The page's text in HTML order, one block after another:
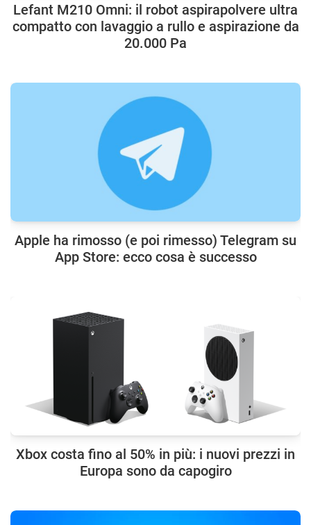
Lefant M210 Omni: il robot aspirapolvere ultra
compatto con lavaggio a rullo e aspirazione da
20.000 Pa
Apple ha rimosso (e poi rimesso) Telegram su
App Store: ecco cosa è successo
Xbox costa fino al 50% in più: i nuovi prezzi in
Europa sono da capogiro